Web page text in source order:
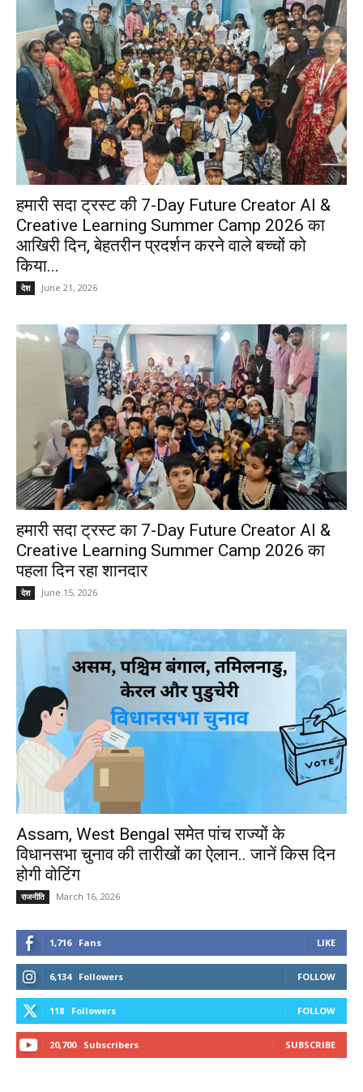
हमारी सदा ट्रस्ट की 7-Day Future Creator AI &
Creative Learning Summer Camp 2026 का
आखिरी दिन, बेहतरीन प्रदर्शन करने वाले बच्चों को
किया...
देश June 21, 2026
हमारी सदा ट्रस्ट का 7-Day Future Creator AI &
Creative Learning Summer Camp 2026 का
पहला दिन रहा शानदार
देश June 15, 2026
Assam, West Bengal समेत पांच राज्यों के
विधानसभा चुनाव की तारीखों का ऐलान.. जानें किस दिन
होगी वोटिंग
राजनीति March 16, 2026
1,716 Fans LIKE
6,134 Followers FOLLOW
118 Followers FOLLOW
20,700 Subscribers SUBSCRIBE